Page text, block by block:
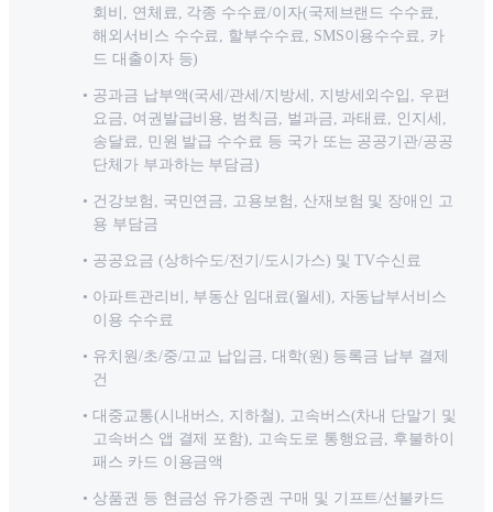
회비, 연체료, 각종 수수료/이자(국제브랜드 수수료,
해외서비스 수수료, 할부수수료, SMS이용수수료, 카
드 대출이자 등)
공과금 납부액(국세/관세/지방세, 지방세외수입, 우편
요금, 여권발급비용, 범칙금, 벌과금, 과태료, 인지세,
송달료, 민원 발급 수수료 등 국가 또는 공공기관/공공
단체가 부과하는 부담금)
건강보험, 국민연금, 고용보험, 산재보험 및 장애인 고
용 부담금
공공요금 (상하수도/전기/도시가스) 및 TV수신료
아파트관리비, 부동산 임대료(월세), 자동납부서비스
이용 수수료
유치원/초/중/고교 납입금, 대학(원) 등록금 납부 결제
건
대중교통(시내버스, 지하철), 고속버스(차내 단말기 및
고속버스 앱 결제 포함), 고속도로 통행요금, 후불하이
패스 카드 이용금액
상품권 등 현금성 유가증권 구매 및 기프트/선불카드